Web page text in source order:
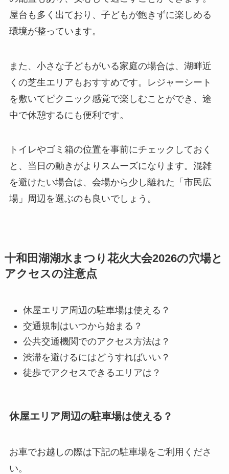
屋台も多く出ており、子どもが飽きずに楽しめる
環境が整っています。
また、小さな子どもがいる家庭の場合は、湖畔近
くの芝生エリアもおすすめです。レジャーシート
を敷いてピクニック感覚で楽しむことができ、途
中で休憩するにも便利です。
トイレやゴミ箱の位置を事前にチェックしておく
と、当日の動きがよりスムーズになります。混雑
を避けたい場合は、会場から少し離れた「市民広
場」周辺を選ぶのも良いでしょう。
十和田湖湖水まつり花火大会2026の穴場と
アクセスの注意点
休屋エリア周辺の駐車場は使える？
交通規制はいつから始まる？
公共交通機関でのアクセス方法は？
渋滞を避けるにはどうすればいい？
徒歩でアクセスできるエリアは？
休屋エリア周辺の駐車場は使える？
お車でお越しの際は下記の駐車場をご利用くださ
い。